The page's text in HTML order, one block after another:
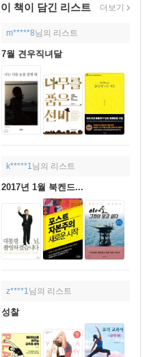
이 책이 담긴 리스트 더보기
m*****8님의 리스트
7월 견우직녀달
k*****1님의 리스트
2017년 1월 북켄드...
z****1님의 리스트
성찰